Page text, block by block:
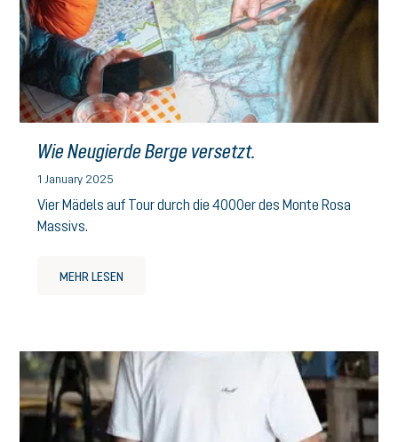
Wie Neugierde Berge versetzt.
1 January 2025
Vier Mädels auf Tour durch die 4000er des Monte Rosa
Massivs.
MEHR LESEN